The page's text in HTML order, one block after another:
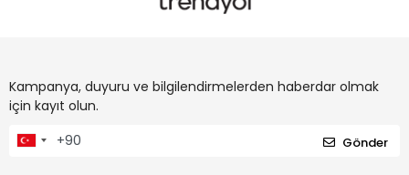
Kampanya, duyuru ve bilgilendirmelerden haberdar olmak
için kayıt olun.
Gönder